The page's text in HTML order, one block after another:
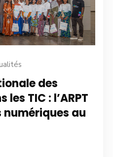
des
TIC : l’ARPT
au